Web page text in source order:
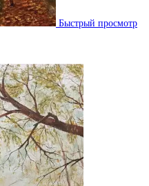
Быстрый просмотр